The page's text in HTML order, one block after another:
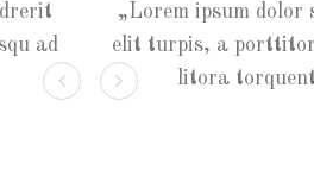
ad
Lorem ipsum dolor sit
elit turpis, a porttitor
litora torquent
Lorem ipsum
elit turpis, a
litora torquent